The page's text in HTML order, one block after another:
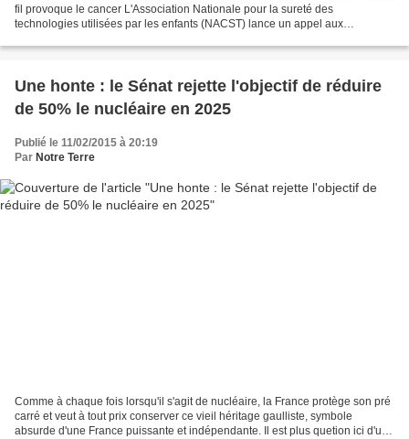
fil provoque le cancer L'Association Nationale pour la sureté des
technologies utilisées par les enfants (NACST) lance un appel aux
Une honte : le Sénat rejette l'objectif de réduire
de 50% le nucléaire en 2025
Publié le 11/02/2015 à 20:19
Par Notre Terre
Comme à chaque fois lorsqu'il s'agit de nucléaire, la France protège son pré
carré et veut à tout prix conserver ce vieil héritage gaulliste, symbole
absurde d'une France puissante et indépendante. Il est plus quetion ici d'un